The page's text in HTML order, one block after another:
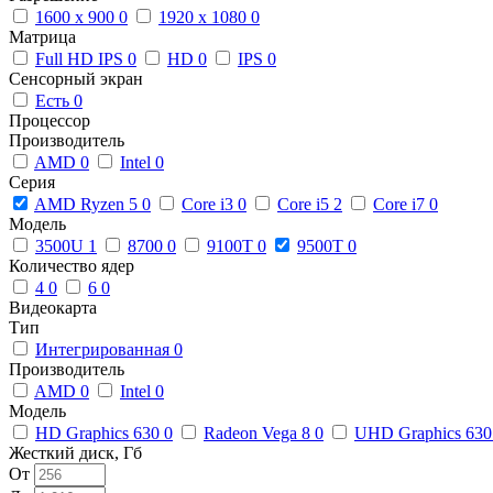
1600 x 900 0 1920 x 1080 0
Матрица
Full HD IPS 0 HD 0 IPS 0
Сенсорный экран
Есть 0
Процессор
Производитель
AMD 0 Intel 0
Серия
AMD Ryzen 5 0 Core i3 0 Core i5 2 Core i7 0
Модель
3500U 1 8700 0 9100T 0 9500T 0
Количество ядер
4 0 6 0
Видеокарта
Тип
Интегрированная 0
Производитель
AMD 0 Intel 0
Модель
HD Graphics 630 0 Radeon Vega 8 0
UHD Graphics
Жесткий диск, Гб
От